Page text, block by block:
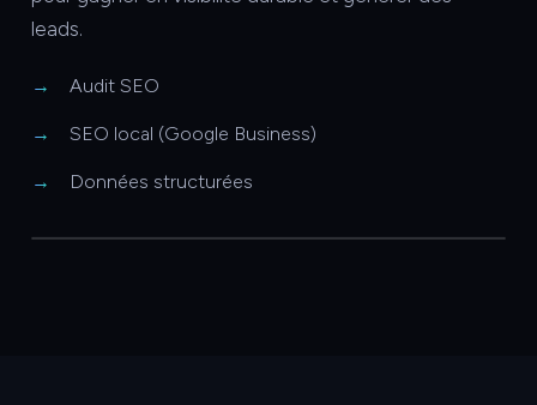
leads.
Audit SEO
SEO local (Google Business)
Données structurées